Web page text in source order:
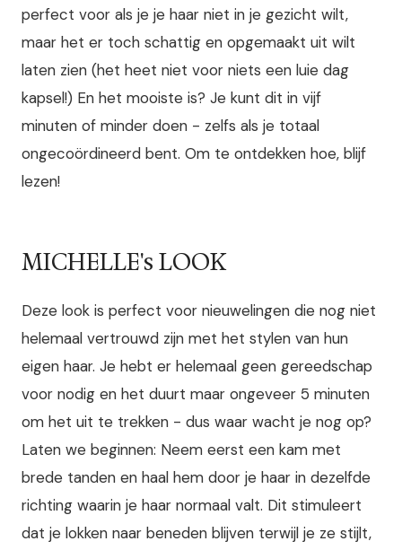
perfect voor als je je haar niet in je gezicht wilt,
maar het er toch schattig en opgemaakt uit wilt
laten zien (het heet niet voor niets een luie dag
kapsel!) En het mooiste is? Je kunt dit in vijf
minuten of minder doen - zelfs als je totaal
ongecoördineerd bent. Om te ontdekken hoe, blijf
lezen!
MICHELLE's LOOK
Deze look is perfect voor nieuwelingen die nog niet
helemaal vertrouwd zijn met het stylen van hun
eigen haar. Je hebt er helemaal geen gereedschap
voor nodig en het duurt maar ongeveer 5 minuten
om het uit te trekken - dus waar wacht je nog op?
Laten we beginnen: Neem eerst een kam met
brede tanden en haal hem door je haar in dezelfde
richting waarin je haar normaal valt. Dit stimuleert
dat je lokken naar beneden blijven terwijl je ze stijlt,